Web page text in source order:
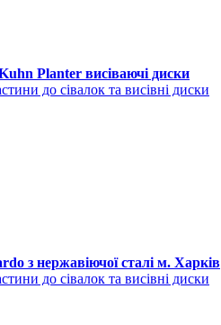
Planter висіваючі диски
до сівалок та висівні диски
з нержавіючої сталі м. Харків
до сівалок та висівні диски